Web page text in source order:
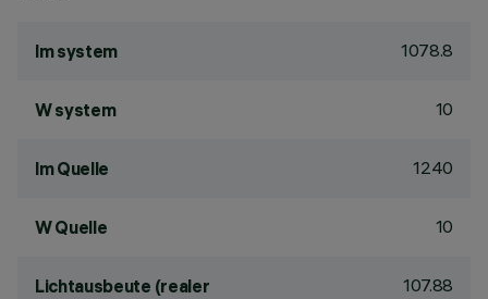
lm system 1078.8
W system 10
lm Quelle 1240
W Quelle 10
Lichtausbeute (realer 107.88